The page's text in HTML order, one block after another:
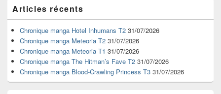
principale
de
widget
pour
barre
latérale
Articles récents
Chronique manga Hotel Inhumans T2 31/07/2026
Chronique manga Meteoria T2 31/07/2026
Chronique manga Meteoria T1 31/07/2026
Chronique manga The Hitman’s Fave T2 31/07/2026
Chronique manga Blood-Crawling Princess T3 31/07/2026